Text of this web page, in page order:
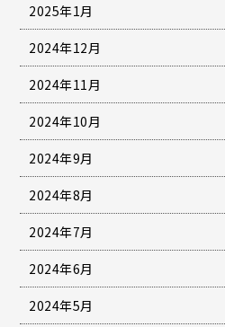
2025年1月
2024年12月
2024年11月
2024年10月
2024年9月
2024年8月
2024年7月
2024年6月
2024年5月